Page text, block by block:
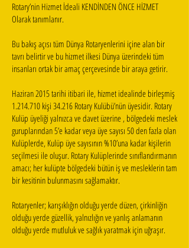
Rotary’nin Hizmet İdeali KENDİNDEN ÖNCE HİZMET
Olarak tanımlanır.
Bu bakış açısı tüm Dünya Rotaryenlerini içine alan bir
tavrı belirtir ve bu hizmet ilkesi Dünya üzerindeki tüm
insanları ortak bir amaç çerçevesinde bir araya getirir.
Haziran 2015 tarihi itibari ile, hizmet idealinde birleşmiş
1.214.710 kişi 34.216 Rotary Kulübü’nün üyesidir. Rotary
Kulüp üyeliği yalnızca ve davet üzerine , bölgedeki meslek
guruplarından 5’e kadar veya üye sayısı 50 den fazla olan
Kulüplerde, Kulüp üye sayısının %10’una kadar kişilerin
seçilmesi ile oluşur. Rotary Kulüplerinde sınıflandırmanın
amacı; her kulüpte bölgedeki bütün iş ve mesleklerin tam
bir kesitinin bulunmasını sağlamaktır.
Rotaryenler; karışıklığın olduğu yerde düzen, çirkinliğin
olduğu yerde güzellik, yalnızlığın ve yanlış anlamanın
olduğu yerde mutluluk ve sağlık yaratmak için uğraşır.